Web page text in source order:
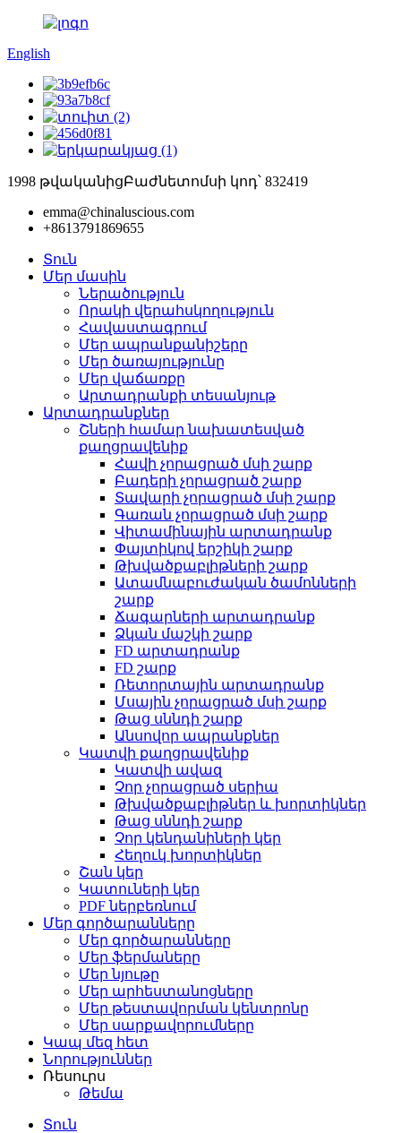
English
1998 թվականիցԲաժնետոմսի կոդ՝ 832419
emma@chinaluscious.com
+8613791869655
Տուն
Մեր մասին
Ներածություն
Որակի վերահսկողություն
Հավաստագրում
Մեր ապրանքանիշերը
Մեր ծառայությունը
Մեր վաճառքը
Արտադրանքի տեսանյութ
Արտադրանքներ
Շների համար նախատեսված
քաղցրավենիք
Հավի չորացրած մսի շարք
Բադերի չորացրած շարք
Տավարի չորացրած մսի շարք
Գառան չորացրած մսի շարք
Վիտամինային արտադրանք
Փայտիկով երշիկի շարք
Թխվածքաբլիթների շարք
Ատամնաբուժական ծամոնների
շարք
Ճագարների արտադրանք
Ձկան մաշկի շարք
FD արտադրանք
FD շարք
Ռետորտային արտադրանք
Մսային չորացրած մսի շարք
Թաց սննդի շարք
Անսովոր ապրանքներ
Կատվի քաղցրավենիք
Կատվի ավազ
Չոր չորացրած սերիա
Թխվածքաբլիթներ և խորտիկներ
Թաց սննդի շարք
Չոր կենդանիների կեր
Հեղուկ խորտիկներ
Շան կեր
Կատուների կեր
PDF ներբեռնում
Մեր գործարանները
Մեր գործարանները
Մեր ֆերմաները
Մեր նյութը
Մեր արհեստանոցները
Մեր թեստավորման կենտրոնը
Մեր սարքավորումները
Կապ մեզ հետ
Նորություններ
Ռեսուրս
Թեմա
Տուն